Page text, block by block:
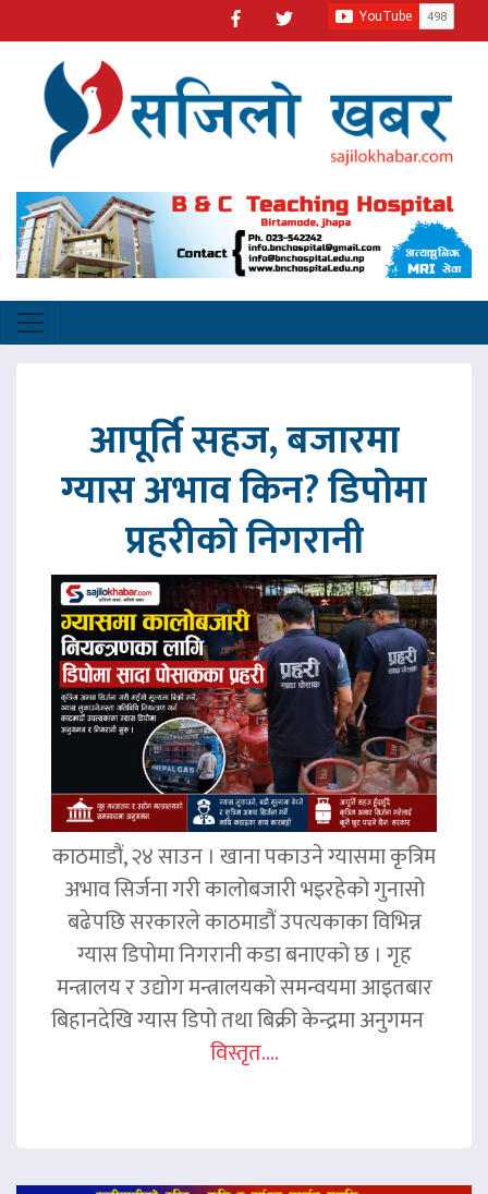
आपूर्ति सहज, बजारमा
ग्यास अभाव किन? डिपोमा
प्रहरीको निगरानी
काठमाडौं, २४ साउन । खाना पकाउने ग्यासमा कृत्रिम
अभाव सिर्जना गरी कालोबजारी भइरहेको गुनासो
बढेपछि सरकारले काठमाडौं उपत्यकाका विभिन्न
ग्यास डिपोमा निगरानी कडा बनाएको छ । गृह
मन्त्रालय र उद्योग मन्त्रालयको समन्वयमा आइतबार
बिहानदेखि ग्यास डिपो तथा बिक्री केन्द्रमा अनुगमन
विस्तृत....